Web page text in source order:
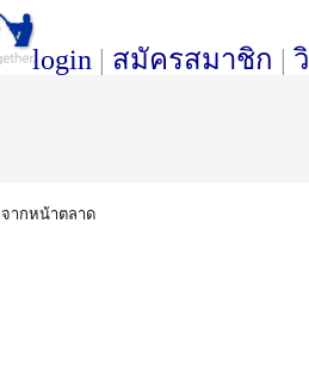
login | สมัครสมาชิก |
จากหน้าตลาด